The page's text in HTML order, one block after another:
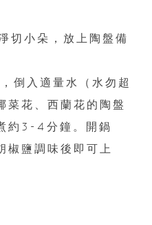
切小朵，放上陶盤備
倒入適量水（水勿超
菜花、西蘭花的陶盤
約3-4分鐘。開鍋
椒鹽調味後即可上